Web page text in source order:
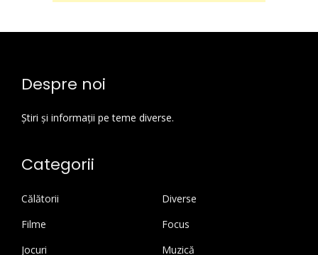
Despre noi
Știri și informații pe teme diverse.
Categorii
Călătorii
Diverse
Filme
Focus
Jocuri
Muzică